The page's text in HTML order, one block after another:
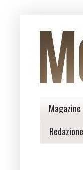
Magazine
Redazione